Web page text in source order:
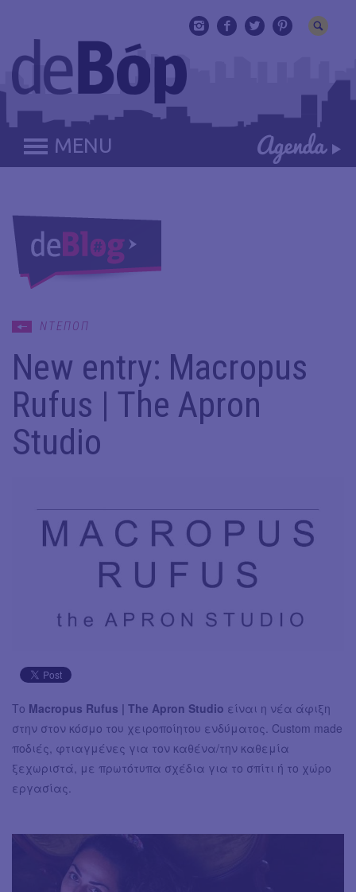
MENU
ΝΤΕΠΟΠ
New entry: Macropus
Rufus | The Apron
Studio
Το Macropus Rufus | The Apron Studio είναι η νέα άφιξη
στην στον κόσμο του χειροποίητου ενδύματος. Custom made
ποδιές, φτιαγμένες για τον καθένα/την καθεμία
ξεχωριστά, με πρωτότυπα σχέδια για το σπίτι ή το χώρο
εργασίας.